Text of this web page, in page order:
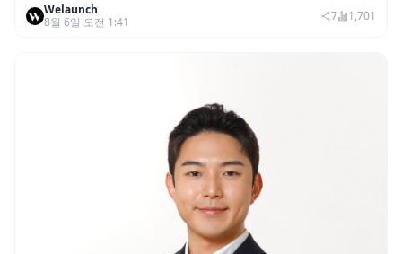
권리 발생 즉시 행사 비중도 급증
Welaunch
8월 6일 오전 1:41
7 1,701